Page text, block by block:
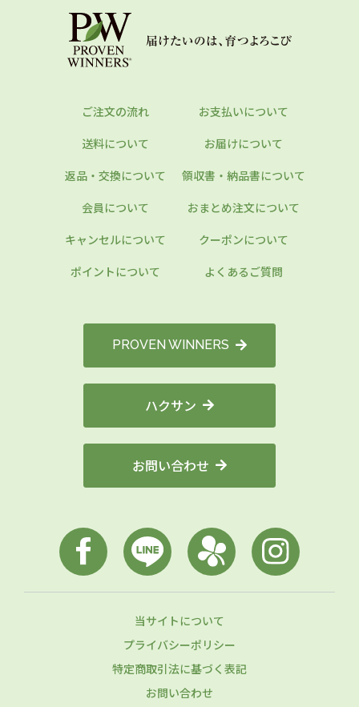
ご注文の流れ
お支払いについて
送料について
お届けについて
返品・交換について
領収書・納品書について
会員について
おまとめ注文について
キャンセルについて
クーポンについて
ポイントについて
よくあるご質問
PROVEN WINNERS
ハクサン
お問い合わせ
当サイトについて
プライバシーポリシー
特定商取引法に基づく表記
お問い合わせ